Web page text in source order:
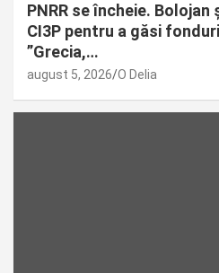
PNRR se încheie.
CI3P pentru a găsi
”Grecia,…
august 5, 2026 O Delia